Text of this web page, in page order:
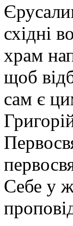
східні
храм
щоб
сам є
Себе у